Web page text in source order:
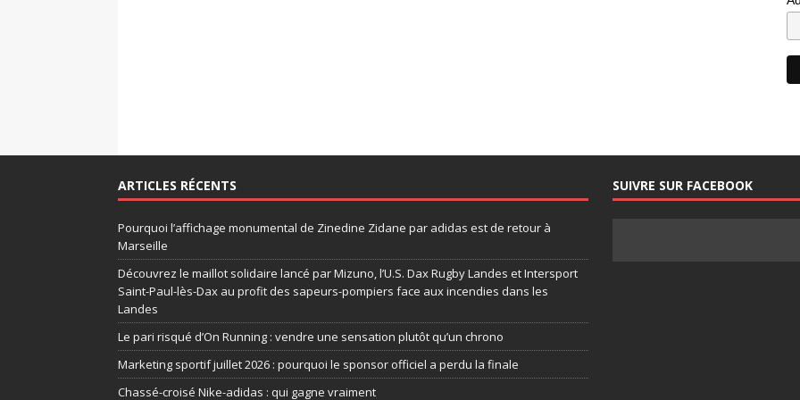
ARTICLES RÉCENTS
Pourquoi l’affichage monumental de Zinedine Zidane par adidas est de retour à
Marseille
Découvrez le maillot solidaire lancé par Mizuno, l’U.S. Dax Rugby Landes et Intersport
Saint-Paul-lès-Dax au profit des sapeurs-pompiers face aux incendies dans les
Landes
Le pari risqué d’On Running : vendre une sensation plutôt qu’un chrono
Marketing sportif juillet 2026 : pourquoi le sponsor officiel a perdu la finale
Chassé-croisé Nike-adidas : qui gagne vraiment
SUIVRE SUR FACEBOOK